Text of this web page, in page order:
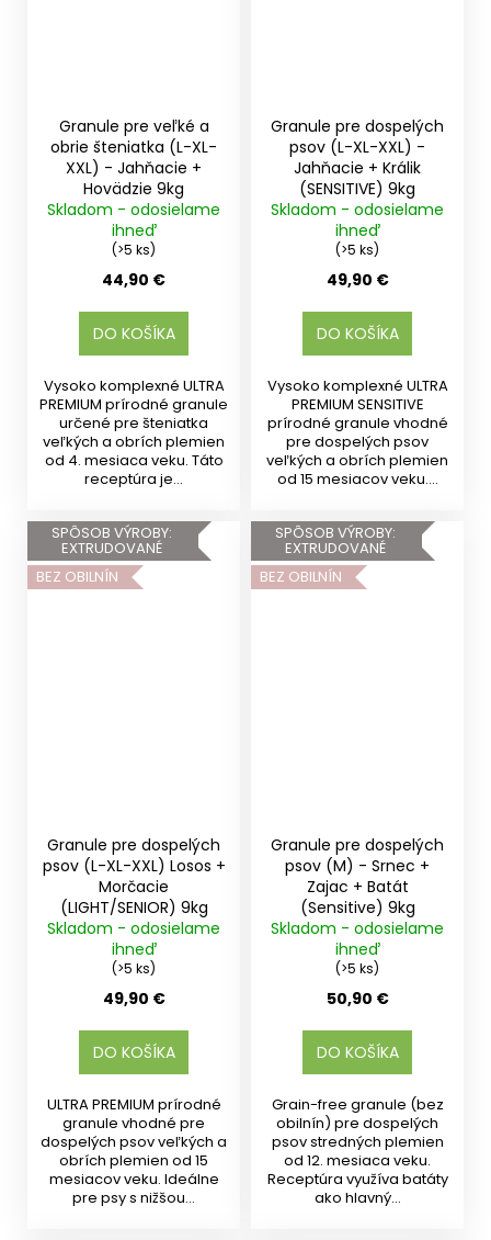
Granule pre veľké a
obrie šteniatka (L-XL-
XXL) - Jahňacie +
Hovädzie 9kg
Skladom - odosielame
ihneď
(>5 ks)
44,90 €
DO KOŠÍKA
Vysoko komplexné ULTRA
PREMIUM prírodné granule
určené pre šteniatka
veľkých a obrích plemien
od 4. mesiaca veku. Táto
receptúra je...
Granule pre dospelých
psov (L-XL-XXL) -
Jahňacie + Králik
(SENSITIVE) 9kg
Skladom - odosielame
ihneď
(>5 ks)
49,90 €
DO KOŠÍKA
Vysoko komplexné ULTRA
PREMIUM SENSITIVE
prírodné granule vhodné
pre dospelých psov
veľkých a obrích plemien
od 15 mesiacov veku....
SPÔSOB VÝROBY:
EXTRUDOVANÉ
BEZ OBILNÍN
Granule pre dospelých
psov (L-XL-XXL) Losos +
Morčacie
(LIGHT/SENIOR) 9kg
Skladom - odosielame
ihneď
(>5 ks)
49,90 €
DO KOŠÍKA
ULTRA PREMIUM prírodné
granule vhodné pre
dospelých psov veľkých a
obrích plemien od 15
mesiacov veku. Ideálne
pre psy s nižšou...
SPÔSOB VÝROBY:
EXTRUDOVANÉ
BEZ OBILNÍN
Granule pre dospelých
psov (M) - Srnec +
Zajac + Batát
(Sensitive) 9kg
Skladom - odosielame
ihneď
(>5 ks)
50,90 €
DO KOŠÍKA
Grain-free granule (bez
obilnín) pre dospelých
psov stredných plemien
od 12. mesiaca veku.
Receptúra využíva batáty
ako hlavný...